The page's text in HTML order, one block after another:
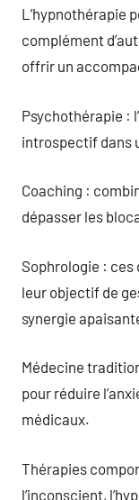
L’hypnothérapie
complément
offrir un
Psychothérapie :
introspectif dans
Coaching :
dépasser les
Sophrologie : ces
leur objectif de
synergie
Médecine
pour réduire
médicaux.
Thérapies
l’inconscient,